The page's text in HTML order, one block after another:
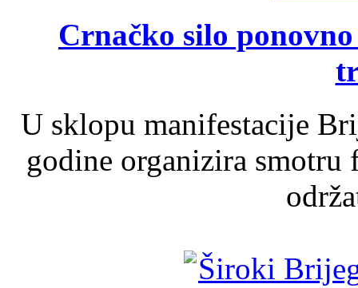
Crnačko silo
U sklopu manifestacije
godine organizira